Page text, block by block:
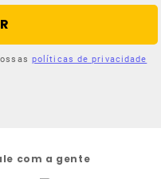
políticas de privacidade
com a gente